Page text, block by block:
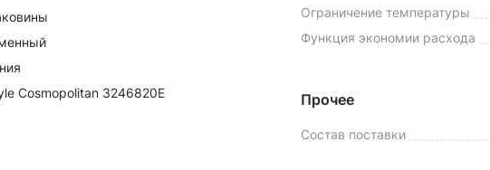
Cosmopolitan 3246820E
Ограничение температуры
Функция экономии расхода
Прочее
Состав поставки